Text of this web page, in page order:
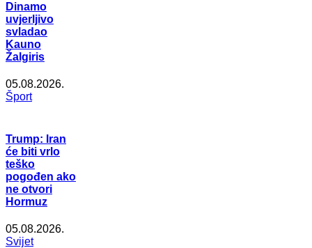
Dinamo
uvjerljivo
svladao
Kauno
Žalgiris
05.08.2026.
Šport
Trump: Iran
će biti vrlo
teško
pogođen ako
ne otvori
Hormuz
05.08.2026.
Svijet